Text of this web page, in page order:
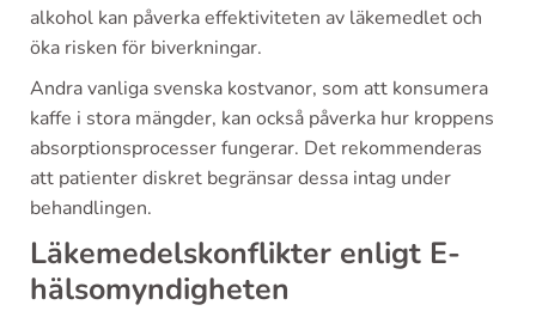
alkohol kan påverka effektiviteten av läkemedlet och
öka risken för biverkningar.
Andra vanliga svenska kostvanor, som att konsumera
kaffe i stora mängder, kan också påverka hur kroppens
absorptionsprocesser fungerar. Det rekommenderas
att patienter diskret begränsar dessa intag under
behandlingen.
Läkemedelskonflikter enligt E-
hälsomyndigheten